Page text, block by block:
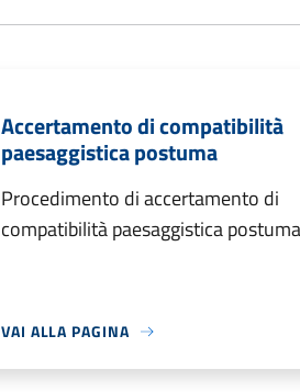
Accertamento di compatibilità
paesaggistica postuma
Procedimento di accertamento di
compatibilità paesaggistica postuma
VAI ALLA PAGINA